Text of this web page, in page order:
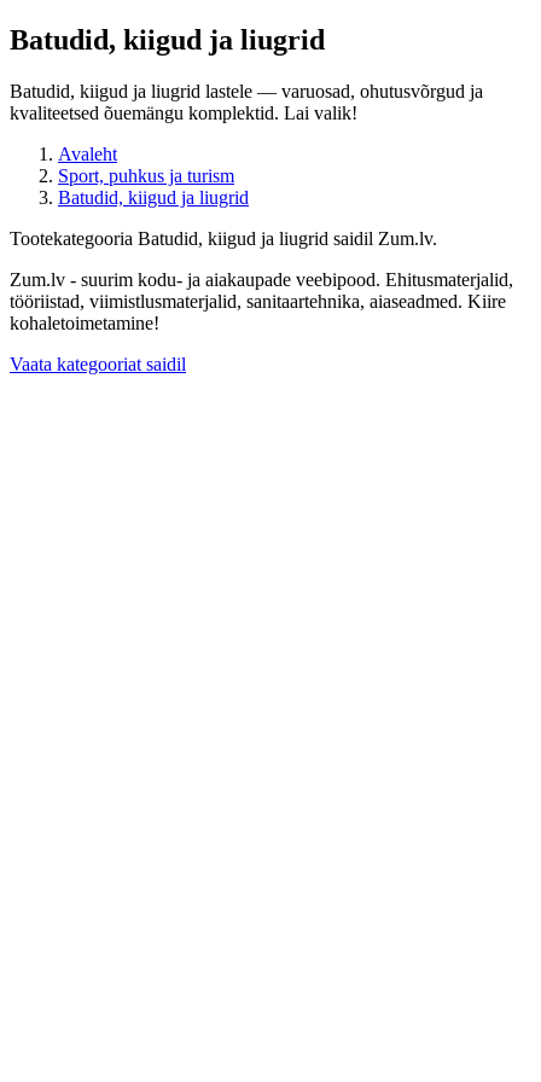
Batudid, kiigud ja liugrid
Batudid, kiigud ja liugrid lastele — varuosad, ohutusvõrgud ja
kvaliteetsed õuemängu komplektid. Lai valik!
Avaleht
Sport, puhkus ja turism
Batudid, kiigud ja liugrid
Tootekategooria Batudid, kiigud ja liugrid saidil Zum.lv.
Zum.lv - suurim kodu- ja aiakaupade veebipood. Ehitusmaterjalid,
tööriistad, viimistlusmaterjalid, sanitaartehnika, aiaseadmed. Kiire
kohaletoimetamine!
Vaata kategooriat saidil